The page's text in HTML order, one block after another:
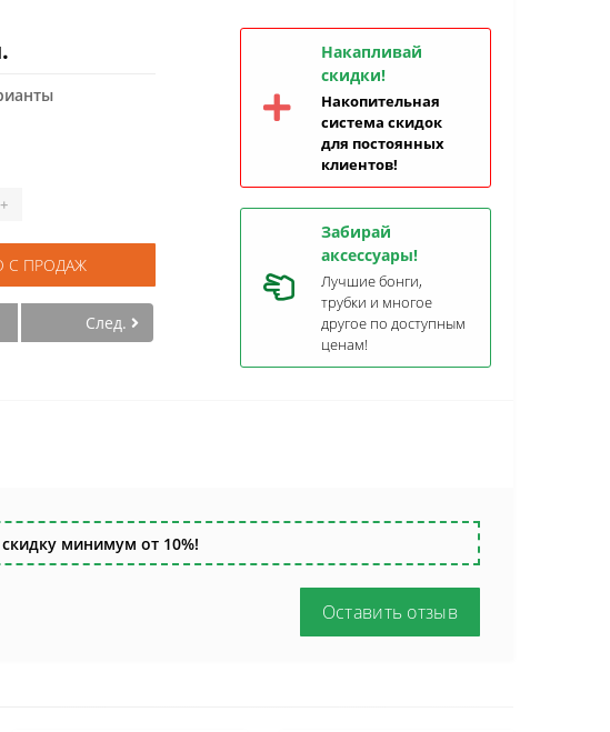
+
С ПРОДАЖ
След.
Накапливай
скидки!
Накопительная
система скидок
для постоянных
клиентов!
Забирай
аксессуары!
Лучшие бонги,
трубки и многое
другое по доступным
ценам!
минимум от 10%!
Оставить отзыв